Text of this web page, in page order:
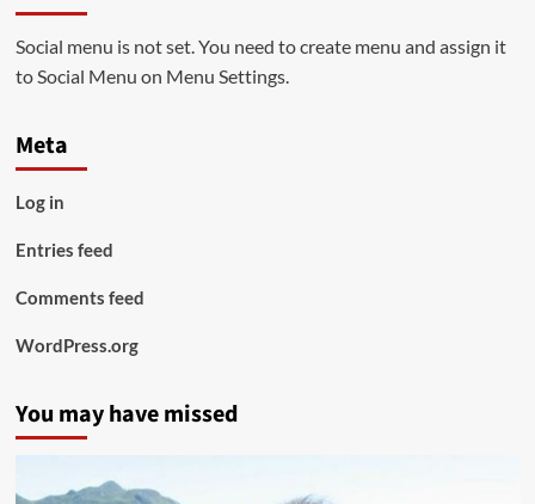
Social menu is not set. You need to create menu and assign it
to Social Menu on Menu Settings.
Meta
Log in
Entries feed
Comments feed
WordPress.org
You may have missed